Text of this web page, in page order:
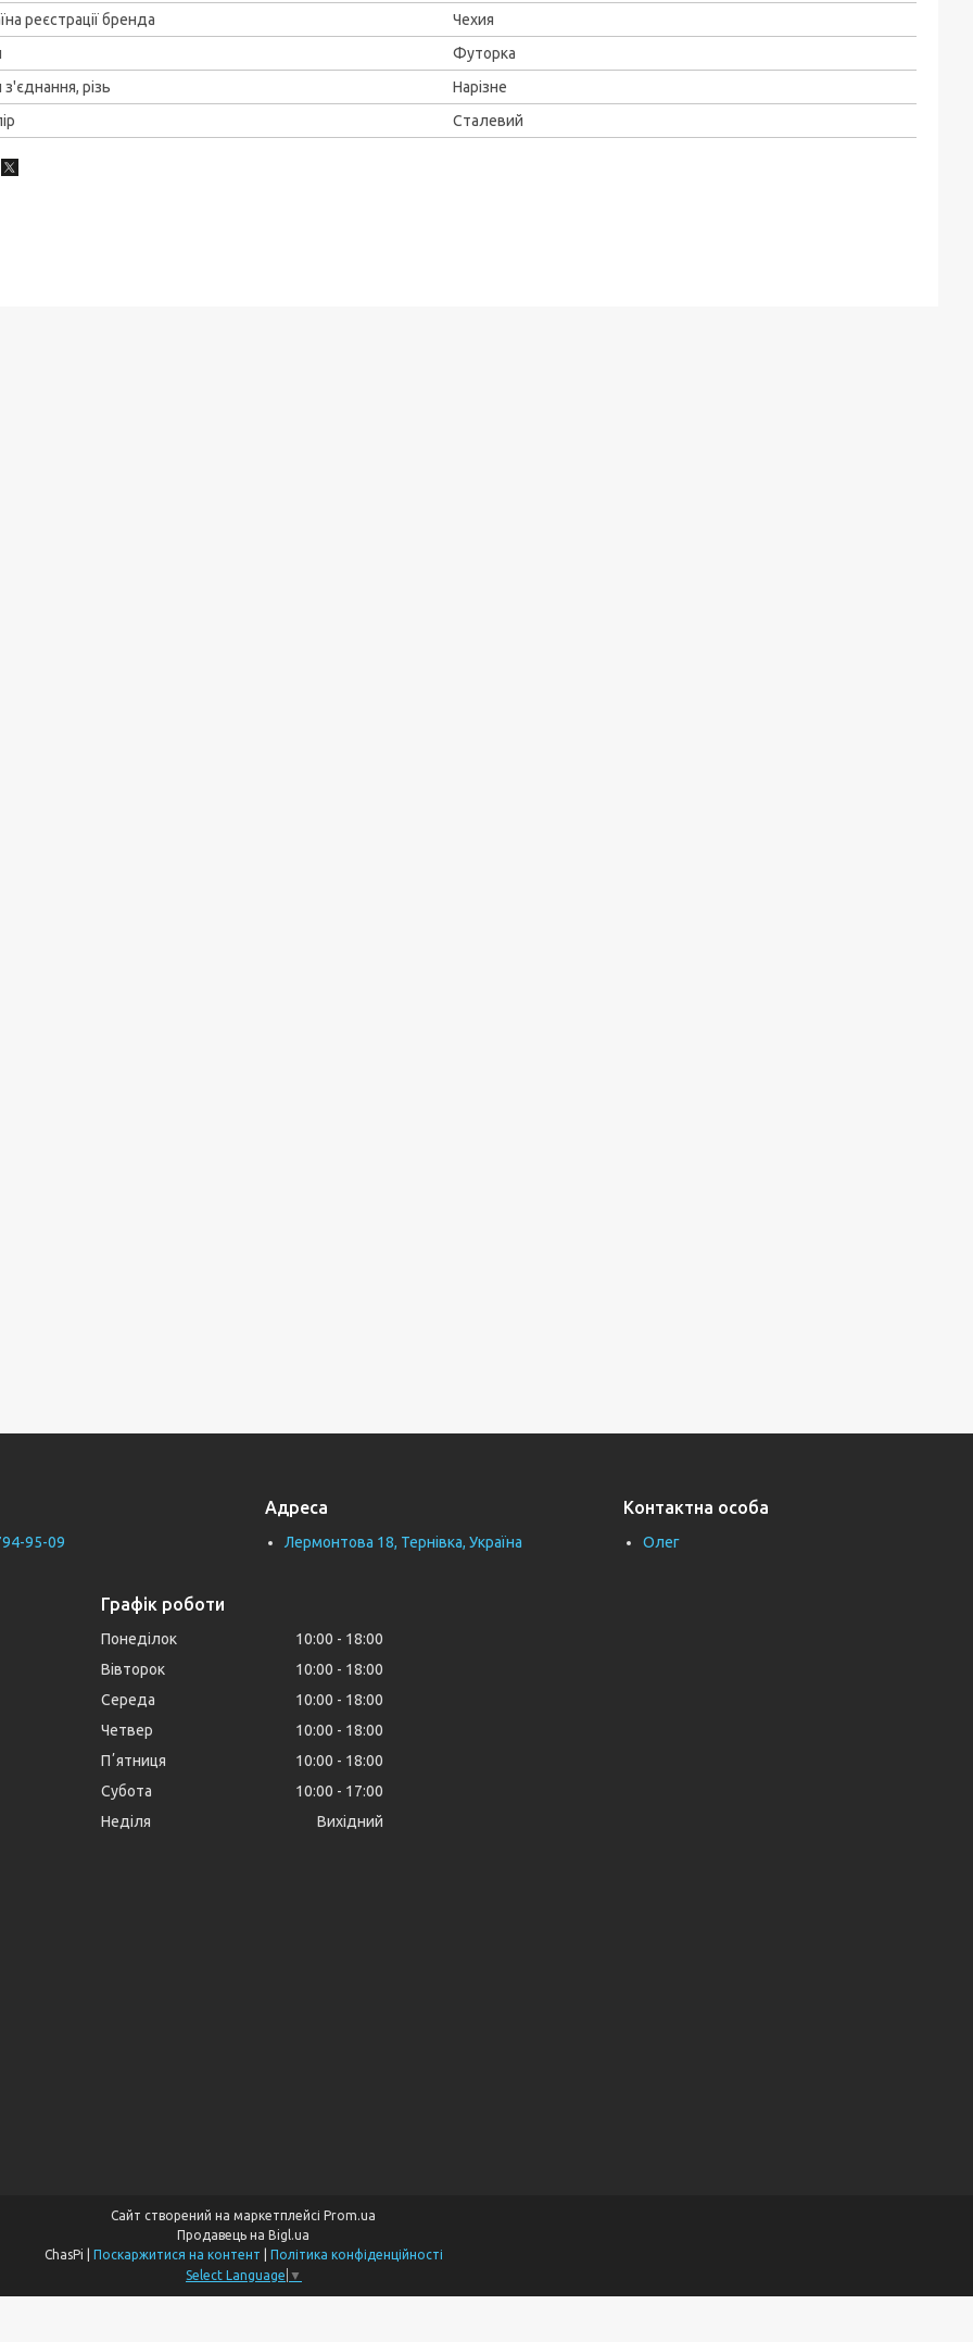
реєстрації бренда
Чехия
Футорка
з'єднання, різь
Нарізне
Сталевий
95-09
Адреса
Лермонтова 18, Тернівка, Україна
Контактна особа
Олег
Графік роботи
Понеділок 10:00
18:00
Вівторок
10:00
18:00
Середа
10:00
18:00
Четвер
10:00
18:00
Пʼятниця
10:00
18:00
Субота
10:00
17:00
Неділя
Вихідний
Сайт створений на маркетплейсі Prom.ua
Продавець на Bigl.ua
Поскаржитися на контент
Політика конфіденційності
Select Language ▼